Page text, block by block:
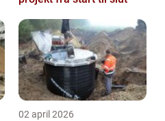
02 april 2026